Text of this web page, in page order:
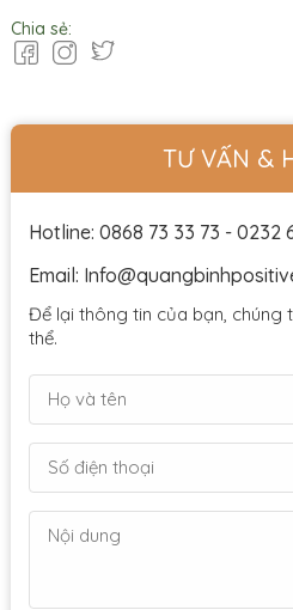
Chia sẻ:
TƯ VẤN &
Hotline: 0868 73 33 73 - 0232
Email:
Để lại thông tin của bạn, chúng
thể.